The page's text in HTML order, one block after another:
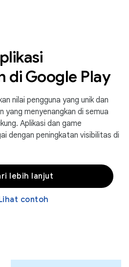
di Google Play
nilai pengguna yang unik dan
yang menyenangkan di semua
Aplikasi dan game
dengan peningkatan visibilitas di
lebih lanjut
contoh